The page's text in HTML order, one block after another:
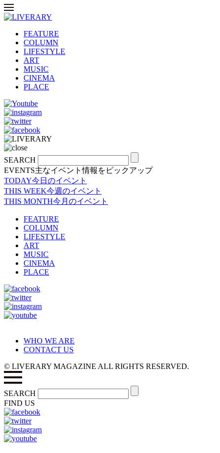
FEATURE
COLUMN
LIFESTYLE
ART
MUSIC
CINEMA
PLACE
SEARCH
EVENTS主なイベント情報をピックアップ
TODAY今日のイベント
THIS WEEK今週のイベント
THIS MONTH今月のイベント
FEATURE
COLUMN
LIFESTYLE
ART
MUSIC
CINEMA
PLACE
WHO WE ARE
CONTACT US
© LIVERARY MAGAZINE ALL RIGHTS RESERVED.
SEARCH
FIND US